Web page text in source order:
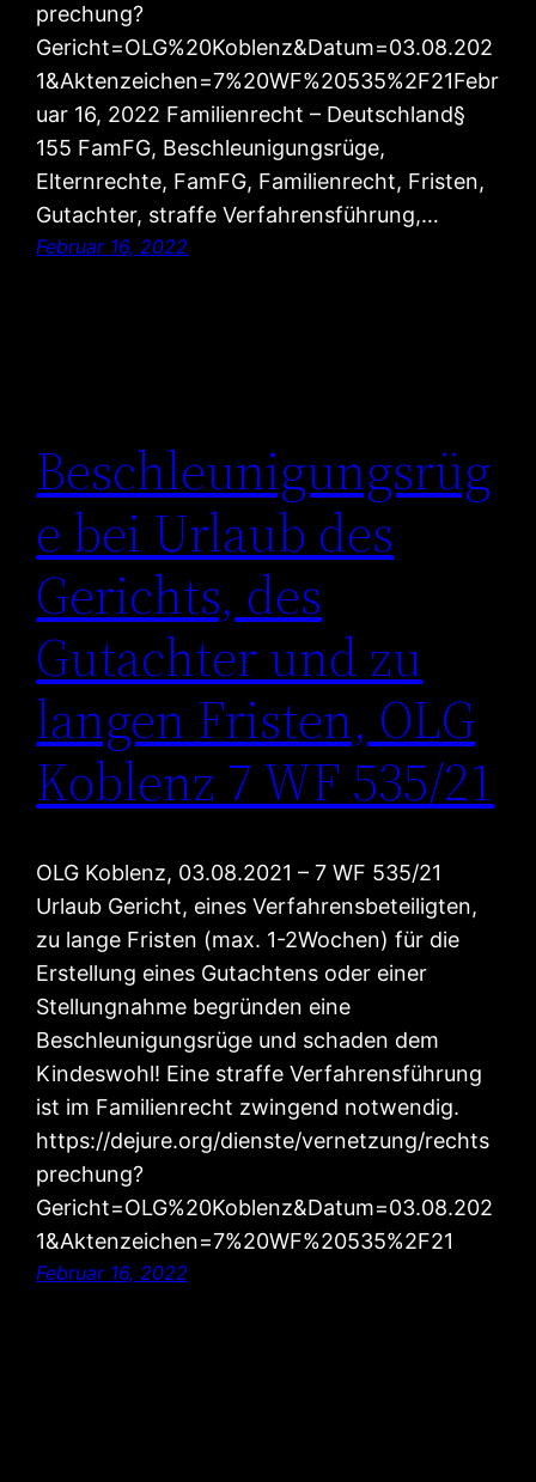
prechung?
Gericht=OLG%20Koblenz&Datum=03.08.202
1&Aktenzeichen=7%20WF%20535%2F21Febr
uar 16, 2022 Familienrecht – Deutschland§
155 FamFG, Beschleunigungsrüge,
Elternrechte, FamFG, Familienrecht, Fristen,
Gutachter, straffe Verfahrensführung,…
Februar 16, 2022
Beschleunigungsrüg
e bei Urlaub des
Gerichts, des
Gutachter und zu
langen Fristen, OLG
Koblenz 7 WF 535/21
OLG Koblenz, 03.08.2021 – 7 WF 535/21
Urlaub Gericht, eines Verfahrensbeteiligten,
zu lange Fristen (max. 1-2Wochen) für die
Erstellung eines Gutachtens oder einer
Stellungnahme begründen eine
Beschleunigungsrüge und schaden dem
Kindeswohl! Eine straffe Verfahrensführung
ist im Familienrecht zwingend notwendig.
https://dejure.org/dienste/vernetzung/rechts
prechung?
Gericht=OLG%20Koblenz&Datum=03.08.202
1&Aktenzeichen=7%20WF%20535%2F21
Februar 16, 2022